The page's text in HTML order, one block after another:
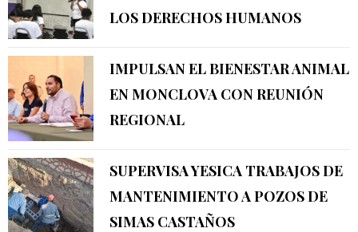
LOS DERECHOS HUMANOS
IMPULSAN EL BIENESTAR ANIMAL
EN MONCLOVA CON REUNIÓN
REGIONAL
SUPERVISA YESICA TRABAJOS DE
MANTENIMIENTO A POZOS DE
SIMAS CASTAÑOS